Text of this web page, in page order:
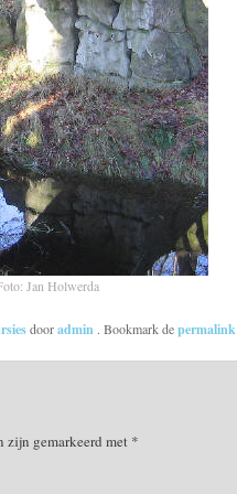
Jan Holwerda
dooradmin . Bookmark de
zijn gemarkeerd met *